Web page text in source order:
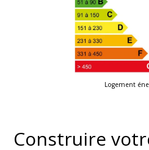
Logement
Construire